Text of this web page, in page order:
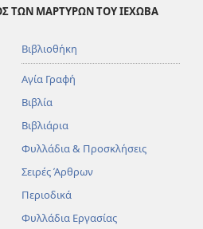
ΤΩΝ ΜΑΡΤΥΡΩΝ ΤΟΥ ΙΕΧΩΒΑ
Βιβλιοθήκη
Αγία Γραφή
Βιβλία
Βιβλιάρια
Φυλλάδια & Προσκλήσεις
Σειρές Άρθρων
Περιοδικά
Φυλλάδια Εργασίας